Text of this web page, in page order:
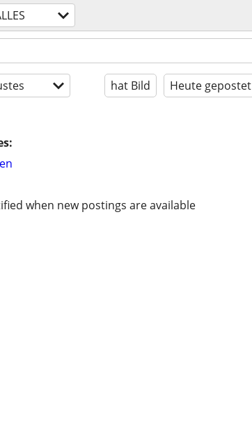
hat Bild Heute gepostet
when new postings are available